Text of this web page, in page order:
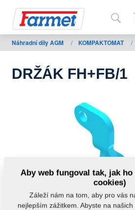
Zpět
na
stažení
Náhradní díly AGM / KOMPAKTOMAT /
DRŽÁK FH+FB/1
Aby web fungoval tak, jak
cookies)
Záleží nám na tom, aby pro vás
nejlepším zážitkem. Abyste na